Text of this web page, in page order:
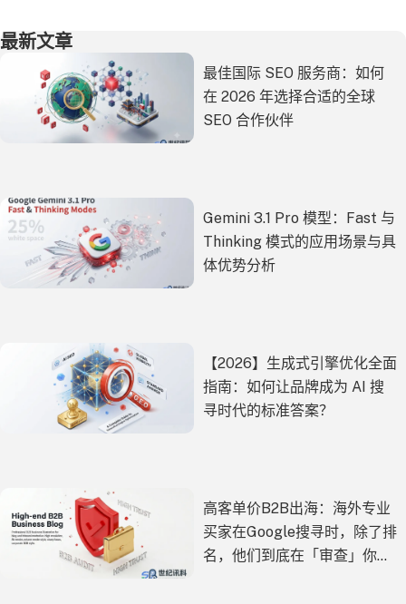
最新文章
最佳国际 SEO 服务商：如何
在 2026 年选择合适的全球
SEO 合作伙伴
Gemini 3.1 Pro 模型：Fast 与
Thinking 模式的应用场景与具
体优势分析
【2026】生成式引擎优化全面
指南：如何让品牌成为 AI 搜
寻时代的标准答案？
高客单价B2B出海：海外专业
买家在Google搜寻时，除了排
名，他们到底在「审查」你的